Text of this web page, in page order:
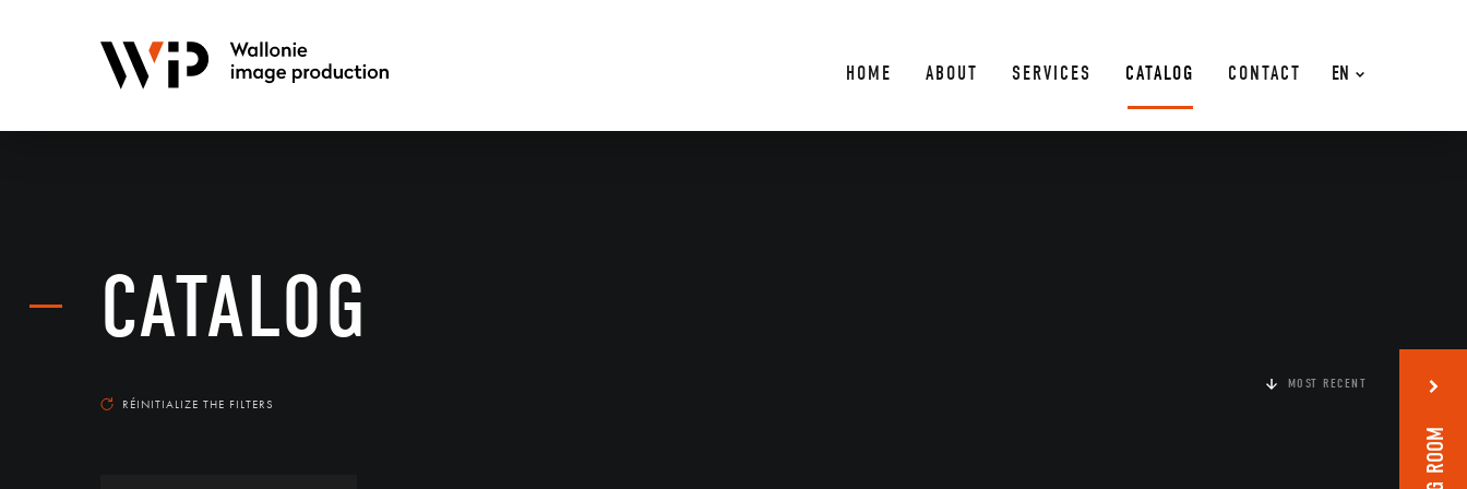
EN
HOME ABOUT SERVICES CATALOG CONTACT
CATALOG
RÉINITIALIZE THE FILTERS
MOST RECENT